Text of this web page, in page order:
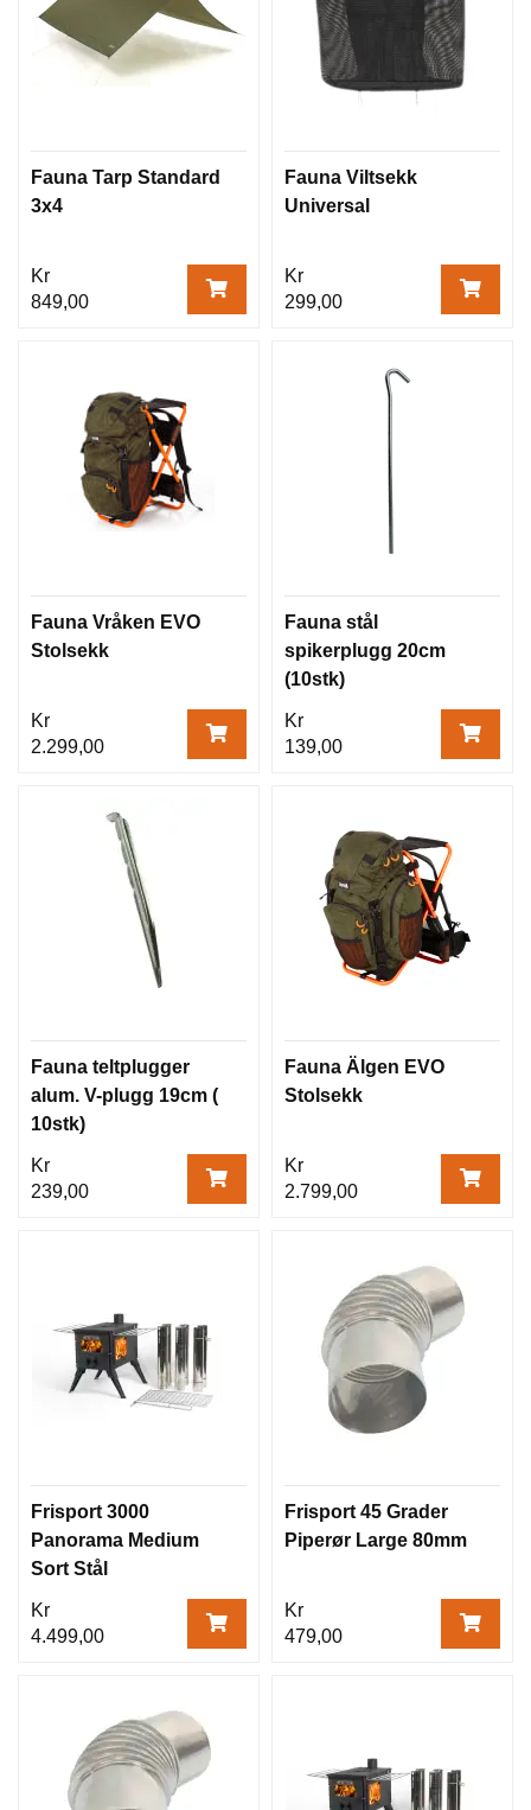
Fauna Tarp Standard
3x4
Kr
849,00
Fauna Viltsekk
Universal
Kr
299,00
Fauna Vråken EVO
Stolsekk
Kr
2.299,00
Fauna stål
spikerplugg 20cm
(10stk)
Kr
139,00
Fauna teltplugger
alum. V-plugg 19cm (
10stk)
Kr
239,00
Fauna Älgen EVO
Stolsekk
Kr
2.799,00
Frisport 3000
Panorama Medium
Sort Stål
Kr
4.499,00
Frisport 45 Grader
Piperør Large 80mm
Kr
479,00